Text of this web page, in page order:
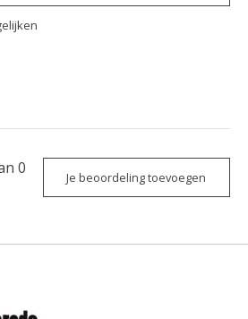
0
Je beoordeling toevoegen